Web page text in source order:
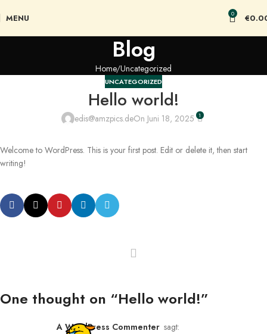
MENU 0 €
Blog
Home Uncategorized
UNCATEGORIZED
Hello world!
edis@amzpics.deOn Juni 18, 2025 1
Welcome to WordPress. This is your first post. Edit or delete it, then start
writing!
One thought on “Hello world!”
A WordPress Commenter sagt: